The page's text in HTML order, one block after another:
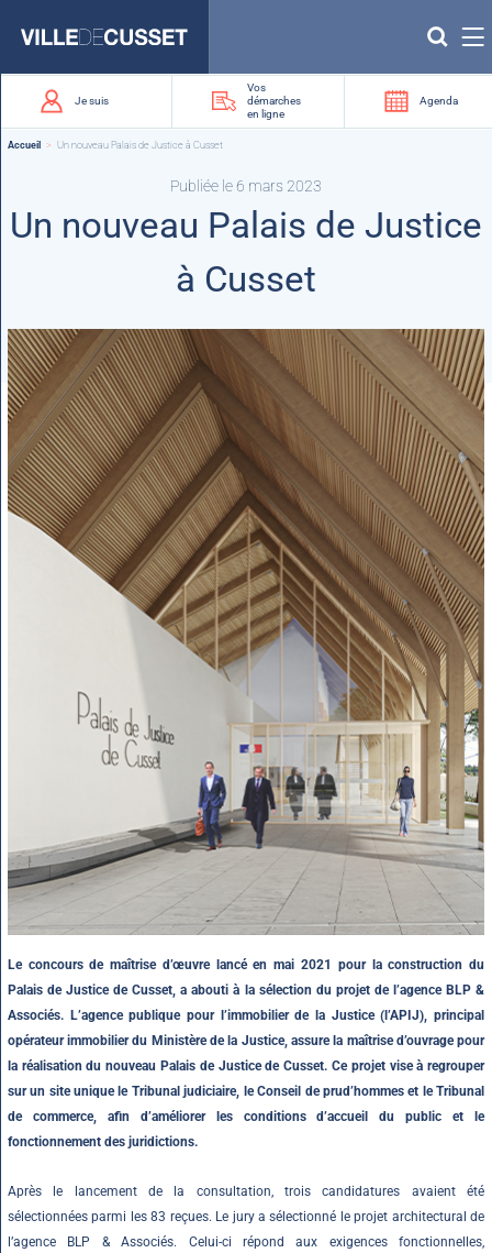
vous
Je suis
Vos
démarches
en ligne
Agenda
Accueil Un nouveau Palais de Justice à Cusset
Publiée le 6 mars 2023
Un nouveau Palais de Justice
à Cusset
Le concours de maîtrise d’œuvre lancé en mai 2021 pour la construction du
Palais de Justice de Cusset, a abouti à la sélection du projet de l’agence BLP &
Associés. L’agence publique pour l’immobilier de la Justice (l’APIJ), principal
opérateur immobilier du Ministère de la Justice, assure la maîtrise d’ouvrage pour
la réalisation du nouveau Palais de Justice de Cusset. Ce projet vise à regrouper
sur un site unique le Tribunal judiciaire, le Conseil de prud’hommes et le Tribunal
de commerce, afin d’améliorer les conditions d’accueil du public et le
fonctionnement des juridictions.
Après le lancement de la consultation, trois candidatures avaient été
sélectionnées parmi les 83 reçues. Le jury a sélectionné le projet architectural de
l’agence BLP & Associés. Celui-ci répond aux exigences fonctionnelles,